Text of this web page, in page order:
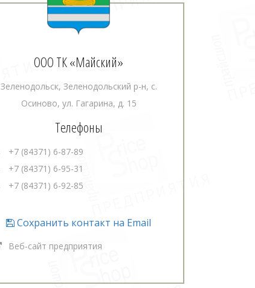
ООО ТК «Майский»
Зеленодольск, Зеленодольский р-н, с.
Осиново, ул. Гагарина, д. 15
Телефоны
+7 (84371) 6-87-89
+7 (84371) 6-95-31
+7 (84371) 6-92-85
Сохранить контакт на Email
Веб-сайт предприятия